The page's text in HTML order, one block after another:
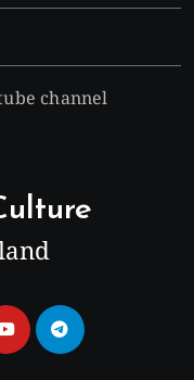
channel